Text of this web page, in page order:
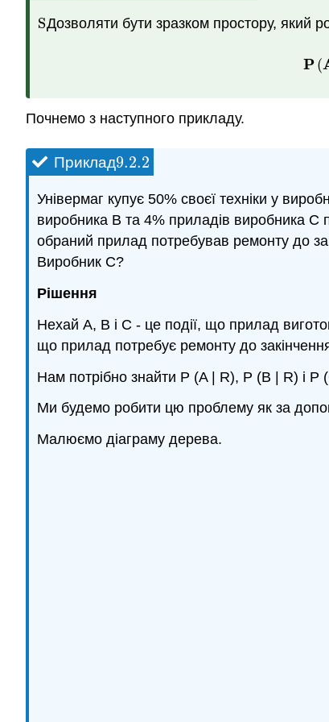
S
SДозволяти бути зразком простору, який
P(
Почнемо з наступного прикладу.
Приклад9.2.2
9.2.2
Універмаг купує 50% своєї техніки у
виробника B та 4% приладів виробника C
обраний прилад потребував ремонту до
Виробник C?
Рішення
Нехай A, B і C - це події, що прилад
що прилад потребує ремонту до закінчення
Нам потрібно знайти P (A | R), P (B | R) і P
Ми будемо робити цю проблему як за
Малюємо діаграму дерева.